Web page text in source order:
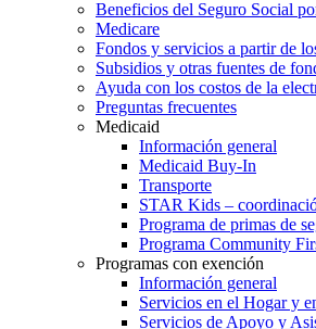
Beneficios del Seguro Social
Medicare
Fondos y servicios a partir de
Subsidios y otras fuentes de
Ayuda con los costos de la
Preguntas frecuentes
Medicaid
Información general
Medicaid Buy-In
Transporte
STAR Kids –
Programa de primas de
Programa Community
Programas con exención
Información general
Servicios en el Hogar y
Servicios de Apoyo y